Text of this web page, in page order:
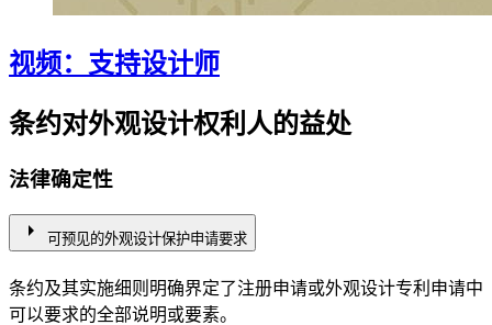
视频：支持设计师
条约对外观设计权利人的益处
法律确定性
arrow_right 可预见的外观设计保护申请要求
条约及其实施细则明确界定了注册申请或外观设计专利申请中
可以要求的全部说明或要素。